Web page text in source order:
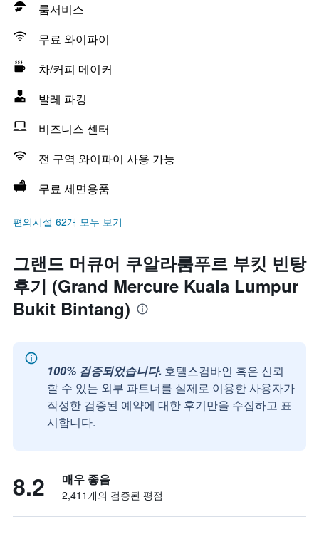
룸서비스
무료 와이파이
차/커피 메이커
발레 파킹
비즈니스 센터
전 구역 와이파이 사용 가능
무료 세면용품
편의시설 62개 모두 보기
그랜드 머큐어 쿠알라룸푸르 부킷 빈탕
후기 (Grand Mercure Kuala Lumpur
Bukit Bintang)
100% 검증되었습니다. 호텔스컴바인 혹은 신뢰
할 수 있는 외부 파트너를 실제로 이용한 사용자가
작성한 검증된 예약에 대한 후기만을 수집하고 표
시합니다.
8.2 매우 좋음
2,411개의 검증된 평점